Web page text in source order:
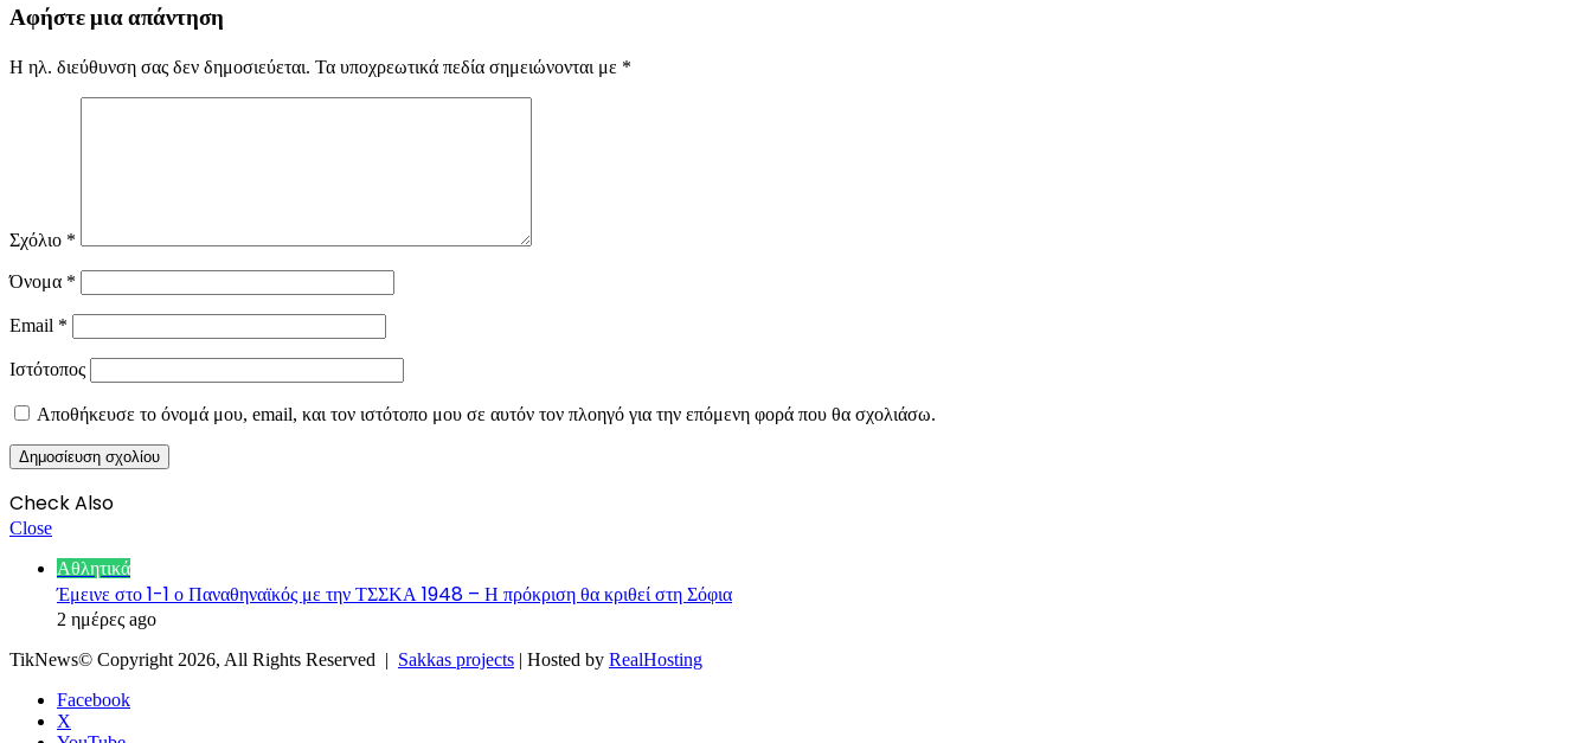
Αφήστε μια απάντηση
Η ηλ. διεύθυνση σας δεν δημοσιεύεται. Τα υποχρεωτικά πεδία σημειώνονται με *
Σχόλιο *
Όνομα *
Email *
Ιστότοπος
Αποθήκευσε το όνομά μου, email, και τον ιστότοπο μου σε αυτόν τον πλοηγό για την επόμενη φορά που θα σχολιάσω.
Check Also
Close
Αθλητικά
Έμεινε στο 1-1 ο Παναθηναϊκός με την ΤΣΣΚΑ 1948 – Η πρόκριση θα κριθεί στη Σόφια
2 ημέρες ago
TikNews© Copyright 2026, All Rights Reserved | Sakkas projects | Hosted by RealHosting
Facebook
X